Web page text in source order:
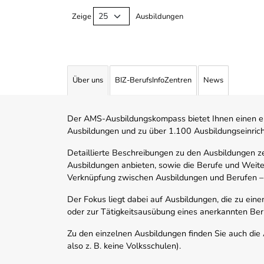
Zeige Ausbildungen
Über uns BIZ-BerufsInfoZentren News
Der AMS-Ausbildungskompass bietet Ihnen einen
Ausbildungen und zu über 1.100
Detaillierte Beschreibungen zu den Ausbildungen
Ausbildungen anbieten, sowie die Berufe und
Verknüpfung zwischen Ausbildungen und Berufen
Der Fokus liegt dabei auf Ausbildungen, die zu
oder zur Tätigkeitsausübung eines anerkannten
Zu den einzelnen Ausbildungen finden Sie auch
also z. B. keine Volksschulen).